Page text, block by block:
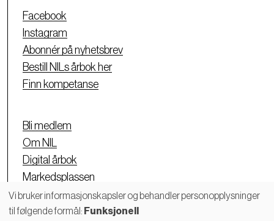
Facebook
Instagram
Abonnér på nyhetsbrev
Bestill NILs årbok her
Finn kompetanse
Bli medlem
Om NIL
Digital årbok
Markedsplassen
Personvernerklæring
Vi bruker informasjonskapsler og behandler personopplysninger
til følgende formål: Funksjonell